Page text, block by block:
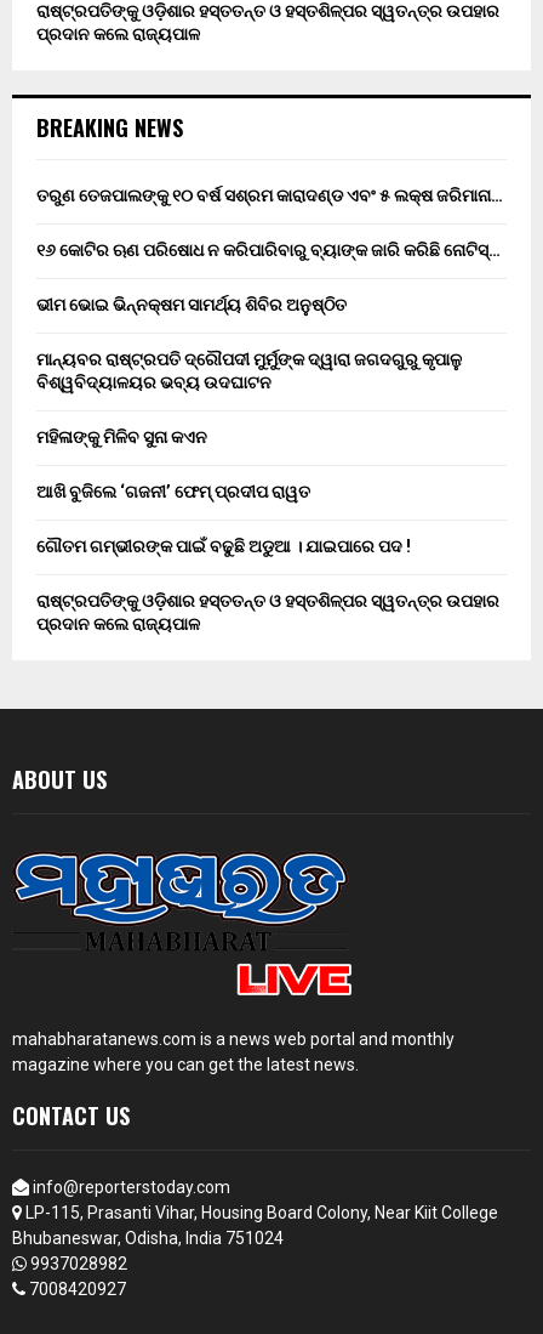
ରାଷ୍ଟ୍ରପତିଙ୍କୁ ଓଡ଼ିଶାର ହସ୍ତତନ୍ତ ଓ ହସ୍ତଶିଳ୍ପର ସ୍ୱତନ୍ତ୍ର ଉପହାର
ପ୍ରଦାନ କଲେ ରାଜ୍ୟପାଳ
BREAKING NEWS
ତରୁଣ ତେଜପାଲଙ୍କୁ ୧୦ ବର୍ଷ ସଶ୍ରମ କାରାଦଣ୍ଡ ଏବଂ ₹୫ ଲକ୍ଷ ଜରିମାନା…
୧୬ କୋଟିର ଋଣ ପରିଷୋଧ ନ କରିପାରିବାରୁ ବ୍ୟାଙ୍କ ଜାରି କରିଛି ନୋଟିସ୍…
ଭୀମ ଭୋଇ ଭିନ୍ନକ୍ଷମ ସାମର୍ଥ୍ୟ ଶିବିର ଅନୁଷ୍ଠିତ
ମାନ୍ୟବର ରାଷ୍ଟ୍ରପତି ଦ୍ରୌପଦୀ ମୁର୍ମୁଙ୍କ ଦ୍ୱାରା ଜଗଦଗୁରୁ କୃପାଳୁ
ବିଶ୍ୱବିଦ୍ୟାଳୟର ଭବ୍ୟ ଉଦଘାଟନ
ମହିଳାଙ୍କୁ ମିଳିବ ସୁନା କଏନ
ଆଖି ବୁଜିଲେ ‘ଗଜନୀ’ ଫେମ୍ ପ୍ରଦୀପ ରାୱତ
ଗୌତମ ଗମ୍ଭୀରଙ୍କ ପାଇଁ ବଢୁଛି ଅଡୁଆ । ଯାଇପାରେ ପଦ !
ରାଷ୍ଟ୍ରପତିଙ୍କୁ ଓଡ଼ିଶାର ହସ୍ତତନ୍ତ ଓ ହସ୍ତଶିଳ୍ପର ସ୍ୱତନ୍ତ୍ର ଉପହାର
ପ୍ରଦାନ କଲେ ରାଜ୍ୟପାଳ
ABOUT US
mahabharatanews.com is a news web portal and monthly
magazine where you can get the latest news.
CONTACT US
info@reporterstoday.com
LP-115, Prasanti Vihar, Housing Board Colony, Near Kiit College
Bhubaneswar, Odisha, India 751024
9937028982
7008420927